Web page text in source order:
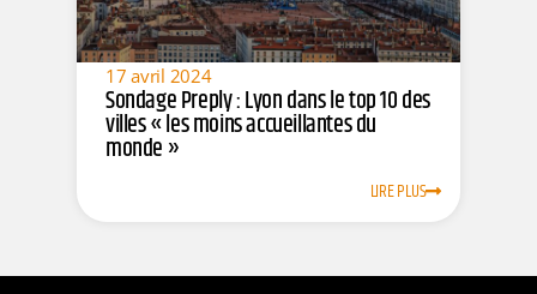
17 avril 2024
Sondage Preply : Lyon dans le top 10 des
villes « les moins accueillantes du
monde »
LIRE PLUS